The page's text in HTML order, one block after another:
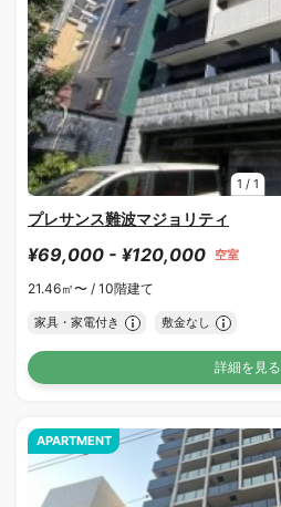
1 / 1
プレサンス難波マジョリティ
¥69,000 - ¥120,000 空室
21.46㎡〜 / 10階建て
家具・家電付き 敷金なし
詳細を見る
APARTMENT